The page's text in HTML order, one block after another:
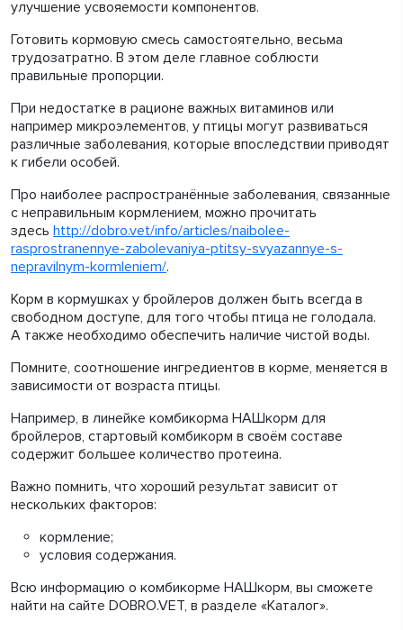
улучшение усвояемости компонентов.
Готовить кормовую смесь самостоятельно, весьма
трудозатратно. В этом деле главное соблюсти
правильные пропорции.
При недостатке в рационе важных витаминов или
например микроэлементов, у птицы могут развиваться
различные заболевания, которые впоследствии приводят
к гибели особей.
Про наиболее распространённые заболевания, связанные
с неправильным кормлением, можно прочитать
здесь http://dobro.vet/info/articles/naibolee-
rasprostranennye-zabolevaniya-ptitsy-svyazannye-s-
nepravilnym-kormleniem/.
Корм в кормушках у бройлеров должен быть всегда в
свободном доступе, для того чтобы птица не голодала.
А также необходимо обеспечить наличие чистой воды.
Помните, соотношение ингредиентов в корме, меняется в
зависимости от возраста птицы.
Например, в линейке комбикорма НАШкорм для
бройлеров, стартовый комбикорм в своём составе
содержит большее количество протеина.
Важно помнить, что хороший результат зависит от
нескольких факторов:
кормление;
условия содержания.
Всю информацию о комбикорме НАШкорм, вы сможете
найти на сайте DOBRO.VET, в разделе «Каталог».